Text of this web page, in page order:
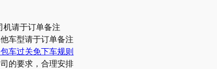
机请于订单备注
他车型请于订单备注
车过关免下车规则
的要求，合理安排